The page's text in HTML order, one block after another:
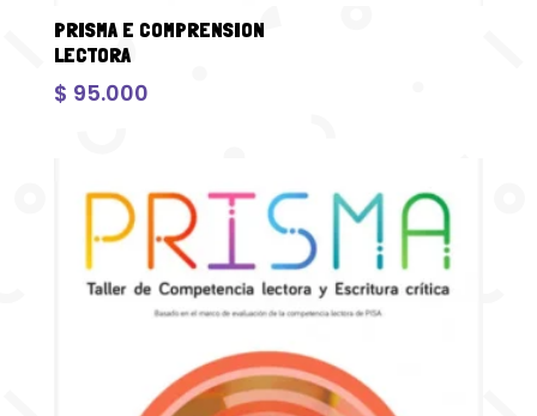
PRISMA E COMPRENSION
LECTORA
$ 95.000